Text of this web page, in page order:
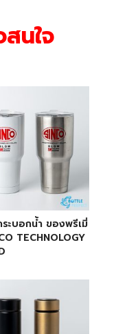
นใจ
ะบอกน้ำ ของพรีเมี่
TECHNOLOGY